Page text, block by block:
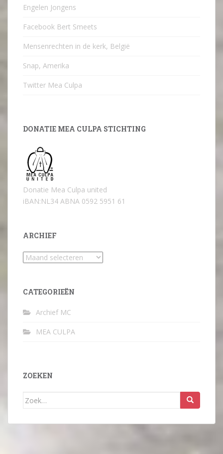
Engelen Jongens
Facebook Bert Smeets
Mensenrechten in de kerk, België
Snap, Amerika
Twitter Mea Culpa
DONATIE MEA CULPA STICHTING
Donatie Mea Culpa united
iBAN:NL34 ABNA 0592 5951 61
ARCHIEF
Archief
CATEGORIEËN
Archief MC
MEA CULPA
ZOEKEN
Zoek